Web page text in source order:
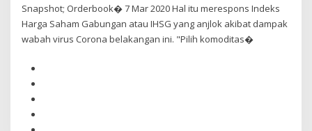
Snapshot; Orderbook� 7 Mar 2020 Hal itu merespons Indeks
Harga Saham Gabungan atau IHSG yang anjlok akibat dampak
wabah virus Corona belakangan ini. "Pilih komoditas�